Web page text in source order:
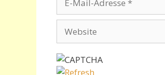
Mail-
Adresse